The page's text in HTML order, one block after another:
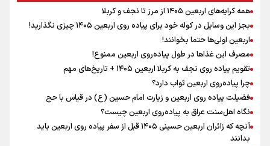
نگاه تمدنی رهبر شهید به فضای مجازی
رابطه کارگر و کارفرما در اندیشه رهبر شهید: از تضاد به
زوجیت
اینفو برنا / توصیه‌هایی طلایی برای پیاده روی اربعین
همه کرایه‌های اربعین ۱۴۰۵ از مرز تا نجف و کربلا
بجز این وسایل در کوله خود برای پیاده روی اربعین ۱۴۰۵ چیزی نگذارید!
اربعین اولی‌ها حتما بخوانند!
مصرف این غذاها در طول پیاده‌روی اربعین ممنوع!
تقویم پیاده روی نجف به کربلا اربعین ۱۴۰۵ + تاریخ‌های مهم
چرا پیاده‌روی اربعین ثواب دارد؟
فضیلت پیاده روی اربعین و زیارت امام حسین (ع) در قیاس با حج
نگاه اهل‌سنت عراق به پیاده‌روی اربعین چیست؟
آنچه که زائران اربعین حسینی ۱۴۰۵ قبل از سفر پیاده روی اربعین باید
بدانند